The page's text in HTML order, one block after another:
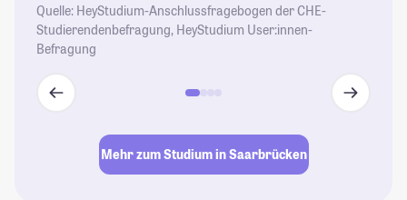
Quelle: HeyStudium-Anschlussfragebogen der CHE-
Studierendenbefragung, HeyStudium User:innen-
Befragung
Mehr zum Studium in Saarbrücken